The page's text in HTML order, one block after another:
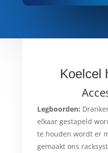
Koelcel
Legboorden:
elkaar gestapeld
te houden wordt er
gemaakt ons